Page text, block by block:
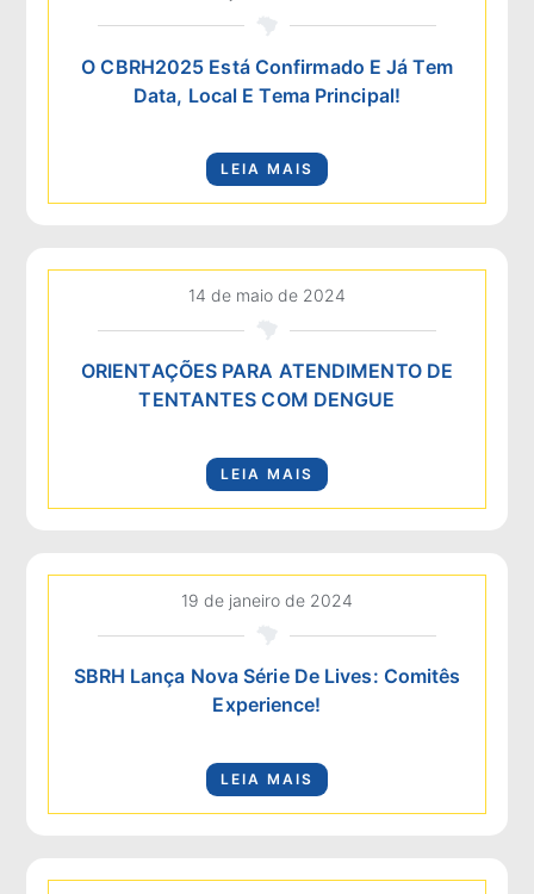
O CBRH2025 Está Confirmado E Já Tem
Data, Local E Tema Principal!
LEIA MAIS
14 de maio de 2024
ORIENTAÇÕES PARA ATENDIMENTO DE
TENTANTES COM DENGUE
LEIA MAIS
19 de janeiro de 2024
SBRH Lança Nova Série De Lives: Comitês
Experience!
LEIA MAIS